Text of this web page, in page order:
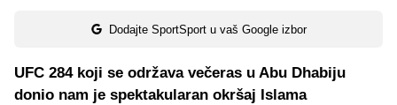
Dodajte SportSport u vaš Google izbor
UFC 284 koji se održava večeras u Abu Dhabiju
donio nam je spektakularan okršaj Islama